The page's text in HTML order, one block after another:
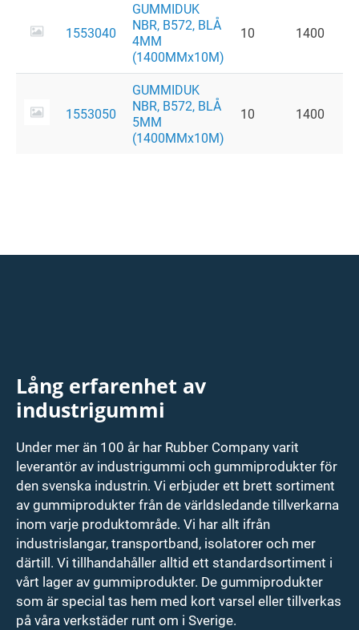
1553040
GUMMIDUK
NBR, B572, BLÅ
4MM
(1400MMx10M)
10 1400
1553050
GUMMIDUK
NBR, B572, BLÅ
5MM
(1400MMx10M)
10 1400
Lång erfarenhet av
industrigummi
Under mer än 100 år har Rubber Company varit
leverantör av industrigummi och gummiprodukter för
den svenska industrin. Vi erbjuder ett brett sortiment
av gummiprodukter från de världsledande tillverkarna
inom varje produktområde. Vi har allt ifrån
industrislangar, transportband, isolatorer och mer
därtill. Vi tillhandahåller alltid ett standardsortiment i
vårt lager av gummiprodukter. De gummiprodukter
som är special tas hem med kort varsel eller tillverkas
på våra verkstäder runt om i Sverige.